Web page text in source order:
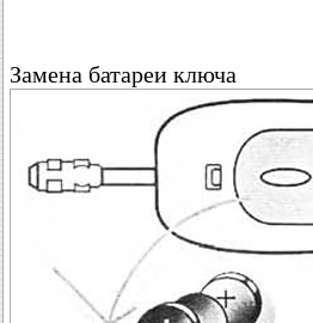
Замена батареи ключа